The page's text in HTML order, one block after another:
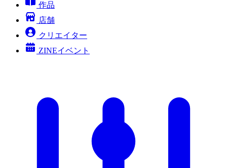
作品
店舗
クリエイター
ZINEイベント